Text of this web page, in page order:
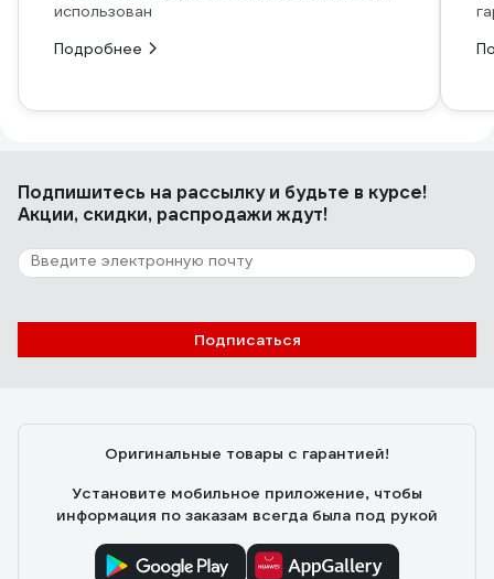
использован
Подробнее
Подпишитесь на рассылкуи будьте в курсе!
Акции, скидки, распродажи ждут!
Подписаться
Оригинальные товары с гарантией!
Установите мобильное приложение, чтобы
информация по заказам всегда была под рукой